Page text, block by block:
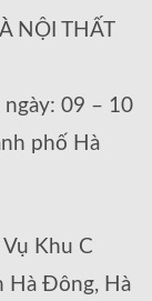
NỘI THẤT
09 – 10
phố Hà
Khu C
Hà Đông, Hà